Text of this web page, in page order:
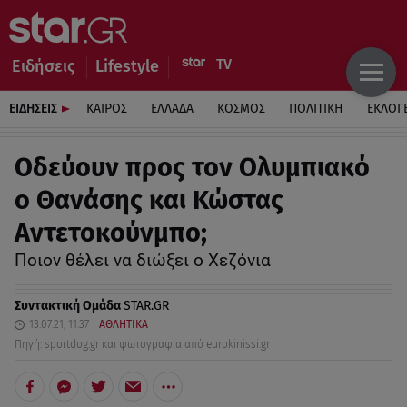
Ειδήσεις Lifestyle
ΕΙΔΗΣΕΙΣ ΚΑΙΡΟΣ ΕΛΛΑΔΑ ΚΟΣΜΟΣ ΠΟΛΙΤΙΚΗ
Οδεύουν προς τον Ολυμπιακό
ο Θανάσης και Κώστας
Αντετοκούνμπο;
Ποιον θέλει να διώξει ο Χεζόνια
Συντακτική ΟμάδαSTAR.GR
13.07.21, 11:37
ΑΘΛΗΤΙΚΑ
Πηγή: sportdog.gr και φωτογραφία από eurokinissi.gr